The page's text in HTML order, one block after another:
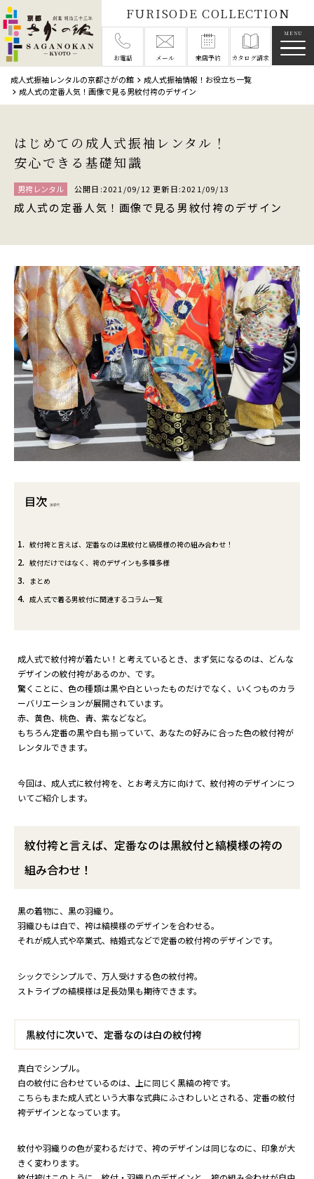
FURISODE COLLECTION
お電話 メール 来店予約 カタログ請求
成人式振袖レンタルの京都さがの館
成人式振袖情報！お役立ち一覧
成人式の定番人気！画像で見る男紋付袴のデザイン
はじめての成人式振袖レンタル！
安心できる基礎知識
男袴レンタル 公開日:2021/09/12 更新日:2021/09/13
成人式の定番人気！画像で見る男紋付袴のデザイン
目次 非表示
1 紋付袴と言えば、定番なのは黒紋付と縞模様の袴の組み合わせ！
2 紋付だけではなく、袴のデザインも多種多様
3 まとめ
4 成人式で着る男紋付に関連するコラム一覧
成人式で紋付袴が着たい！と考えているとき、まず気になるのは、どんな
デザインの紋付袴があるのか、です。
驚くことに、色の種類は黒や白といったものだけでなく、いくつものカラ
ーバリエーションが展開されています。
赤、黄色、桃色、青、紫などなど。
もちろん定番の黒や白も揃っていて、あなたの好みに合った色の紋付袴が
レンタルできます。
今回は、成人式に紋付袴を、とお考え方に向けて、紋付袴のデザインにつ
いてご紹介します。
紋付袴と言えば、定番なのは黒紋付と縞模様の袴の
組み合わせ！
黒の着物に、黒の羽織り。
羽織ひもは白で、袴は縞模様のデザインを合わせる。
それが成人式や卒業式、結婚式などで定番の紋付袴のデザインです。
シックでシンプルで、万人受けする色の紋付袴。
ストライプの縞模様は足長効果も期待できます。
黒紋付に次いで、定番なのは白の紋付袴
真白でシンプル。
白の紋付に合わせているのは、上に同じく黒縞の袴です。
こちらもまた成人式という大事な式典にふさわしいとされる、定番の紋付
袴デザインとなっています。
紋付や羽織りの色が変わるだけで、袴のデザインは同じなのに、印象が大
きく変わります。
メニ